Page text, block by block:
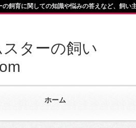
ターの飼い
ホーム
の飼育に関しての知識や悩みの答えなど、飼い